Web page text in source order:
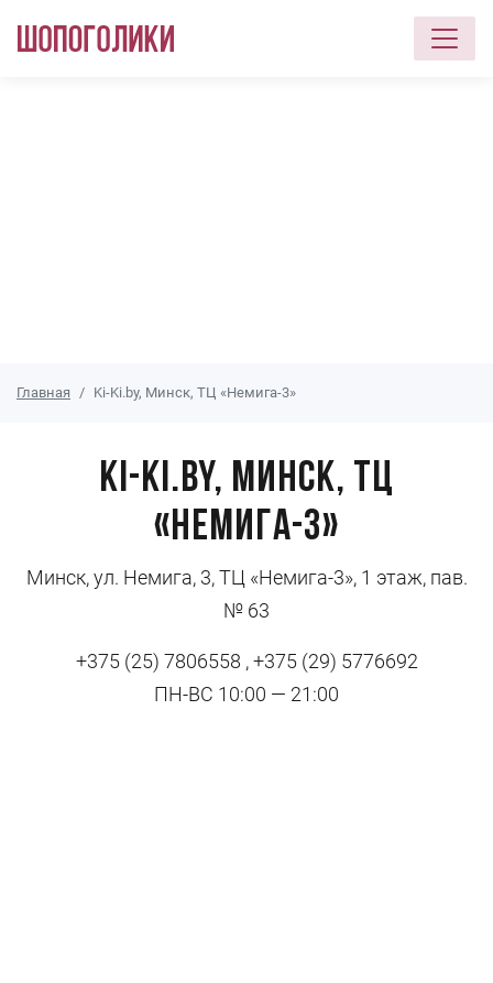
Главная Ki-Ki.by, Минск, ТЦ «Немига-3»
Ki-Ki.by, Минск, ТЦ
«Немига-3»
Минск, ул. Немига, 3, ТЦ «Немига-3», 1 этаж, пав.
№ 63
+375 (25) 7806558 , +375 (29) 5776692
ПН-ВС 10:00 — 21:00